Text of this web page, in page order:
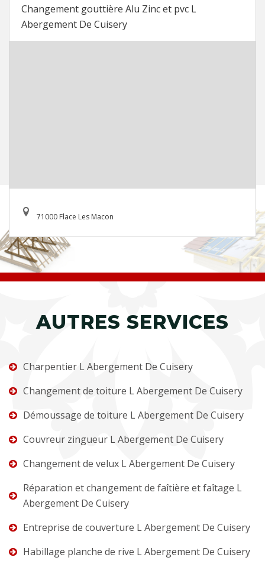
Changement gouttière Alu Zinc et pvc L
Abergement De Cuisery
71000 Flace Les Macon
AUTRES SERVICES
Charpentier L Abergement De Cuisery
Changement de toiture L Abergement De Cuisery
Démoussage de toiture L Abergement De Cuisery
Couvreur zingueur L Abergement De Cuisery
Changement de velux L Abergement De Cuisery
Réparation et changement de faîtière et faîtage L
Abergement De Cuisery
Entreprise de couverture L Abergement De Cuisery
Habillage planche de rive L Abergement De Cuisery